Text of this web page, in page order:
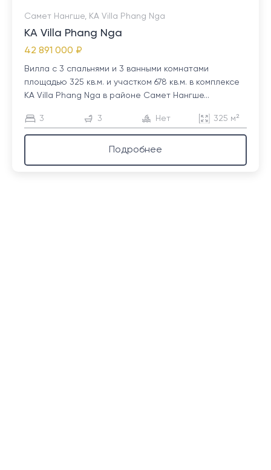
Самет Нангше, KA Villa Phang Nga
KA Villa Phang Nga
42 891 000 ₽
Вилла с 3 спальнями и 3 ванными комнатами
площадью 325 кв.м. и участком 678 кв.м. в комплексе
KA Villa Phang Nga в районе Самет Нангше...
3 3 Нет 325 м²
Подробнее